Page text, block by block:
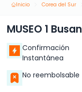
Inicio Corea del Sur
MUSEO 1 Busan
Confirmación
Instantánea
No reembolsable